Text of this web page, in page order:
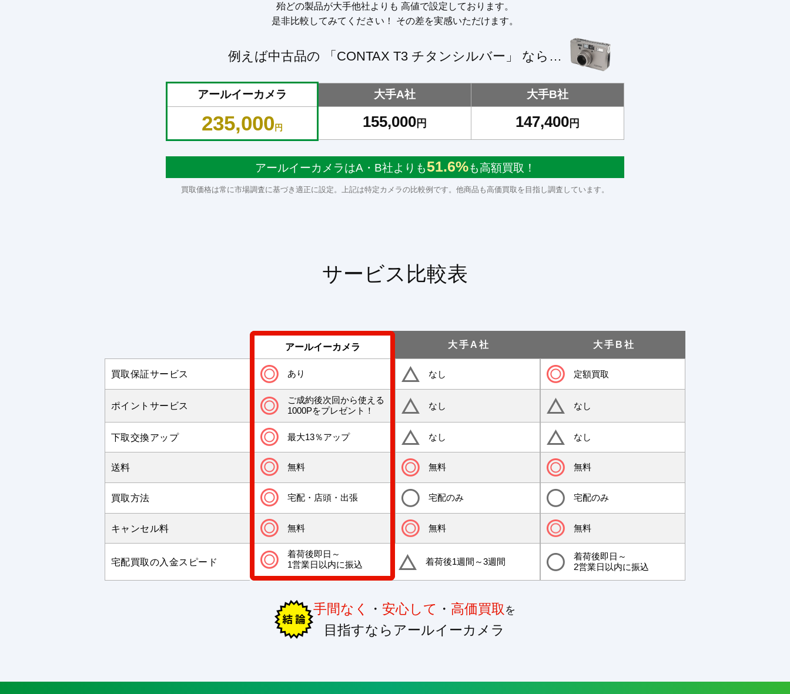
殆どの製品が大手他社よりも 高値で設定しております。
是非比較してみてください！ その差を実感いただけます。
例えば中古品の 「CONTAX T3 チタンシルバー」 なら…
アールイーカメラ
235,000 円
大手A社
155,000円
大手B社
147,400円
アールイーカメラはA・B社よりも51.6%も高額買取！
買取価格は常に市場調査に基づき適正に設定。上記は特定カメラの比較例です。他商品も高価買取を目指し調査しています。
サービス比較表
アールイーカメラ 大手A社 大手B社
買取保証サービス あり なし 定額買取
ポイントサービス
ご成約後次回から使える
1000Pをプレゼント！
なし なし
下取交換アップ 最大13％アップ なし なし
送料 無料 無料 無料
買取方法 宅配・店頭・出張 宅配のみ 宅配のみ
キャンセル料 無料 無料 無料
宅配買取の入金スピード
着荷後即日～
1営業日以内に振込
着荷後1週間～3週間
着荷後即日～
2営業日以内に振込
手間なく ・ 安心して ・ 高価買取 を
目指すならアールイーカメラ